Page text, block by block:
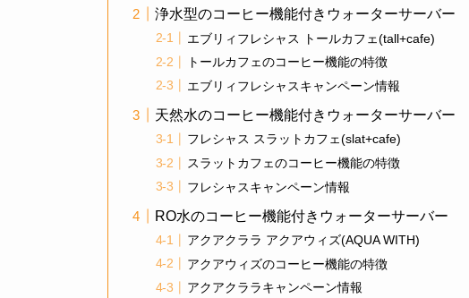
浄水型のコーヒー機能付きウォーターサーバー
エブリィフレシャス トールカフェ(tall+cafe)
トールカフェのコーヒー機能の特徴
エブリィフレシャスキャンペーン情報
天然水のコーヒー機能付きウォーターサーバー
フレシャス スラットカフェ(slat+cafe)
スラットカフェのコーヒー機能の特徴
フレシャスキャンペーン情報
RO水のコーヒー機能付きウォーターサーバー
アクアクララ アクアウィズ(AQUA WITH)
アクアウィズのコーヒー機能の特徴
アクアクララキャンペーン情報